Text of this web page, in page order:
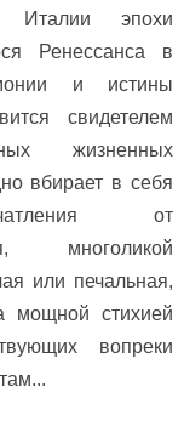
Италии эпохи
Ренессанса в
и истины
свидетелем
жизненных
вбирает в себя
от
многоликой
или печальная,
мощной стихией
вопреки